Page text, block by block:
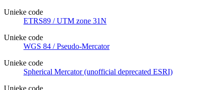
Unieke code
ETRS89 / UTM zone 31N
Unieke code
WGS 84 / Pseudo-Mercator
Unieke code
Spherical Mercator (unofficial deprecated ESRI)
Unieke code